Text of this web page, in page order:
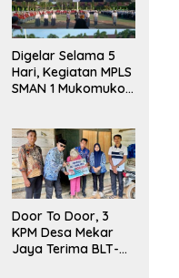
Digelar Selama 5
Hari, Kegiatan MPLS
SMAN 1 Mukomuko
Door To Door, 3
KPM Desa Mekar
Jaya Terima BLT-